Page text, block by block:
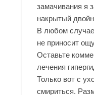
замачивания я
накрытый
В любом
не приносит
Оставьте
лечения
Только вот с
смириться.